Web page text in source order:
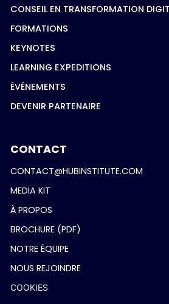
CONSEIL EN TRANSFORMATION
FORMATIONS
KEYNOTES
LEARNING EXPEDITIONS
ÉVÉNEMENTS
DEVENIR PARTENAIRE
CONTACT
CONTACT@HUBINSTITUTE.COM
MEDIA KIT
À PROPOS
BROCHURE (PDF)
NOTRE ÉQUIPE
NOUS REJOINDRE
COOKIES